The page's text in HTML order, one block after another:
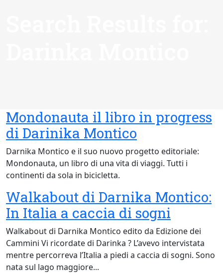
Mondonauta il libro in progress
di Darinika Montico
Darnika Montico e il suo nuovo progetto editoriale:
Mondonauta, un libro di una vita di viaggi. Tutti i
continenti da sola in bicicletta.
Walkabout di Darnika Montico:
In Italia a caccia di sogni
Walkabout di Darnika Montico edito da Edizione dei
Cammini Vi ricordate di Darinka ? L’avevo intervistata
mentre percorreva l’Italia a piedi a caccia di sogni. Sono
nata sul lago maggiore...